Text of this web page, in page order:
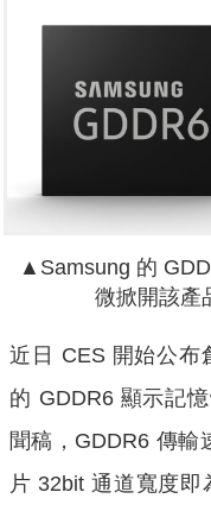
▲Samsung 的
微掀開該產
近日 CES 開始公布
的 GDDR6 顯示記
聞稿，GDDR6 傳輸
片 32bit 通道寬度